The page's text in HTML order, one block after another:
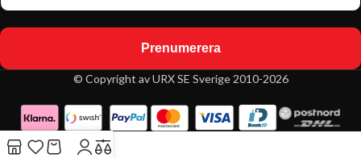
© Copyright av URX SE Sverige 2010-2026